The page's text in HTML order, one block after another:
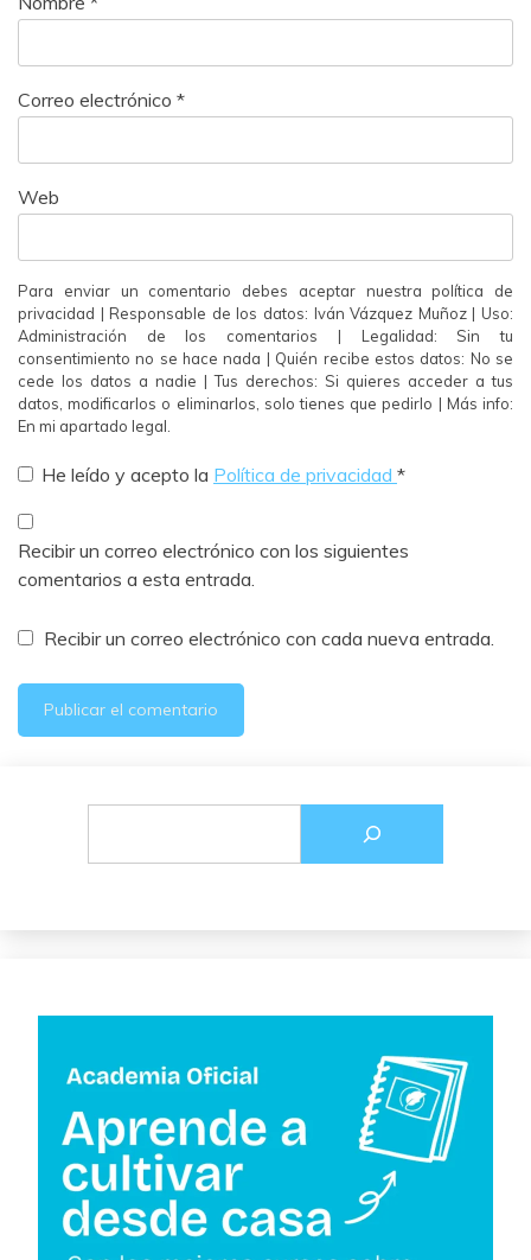
Correo electrónico *
Web
Para enviar un comentario debes aceptar nuestra política de
privacidad | Responsable de los datos: Iván Vázquez Muñoz | Uso:
Administración de los comentarios | Legalidad: Sin tu
consentimiento no se hace nada | Quién recibe estos datos: No se
cede los datos a nadie | Tus derechos: Si quieres acceder a tus
datos, modificarlos o eliminarlos, solo tienes que pedirlo | Más info:
En mi apartado legal.
He leído y acepto la Política de privacidad *
Recibir un correo electrónico con los siguientes
comentarios a esta entrada.
Recibir un correo electrónico con cada nueva entrada.